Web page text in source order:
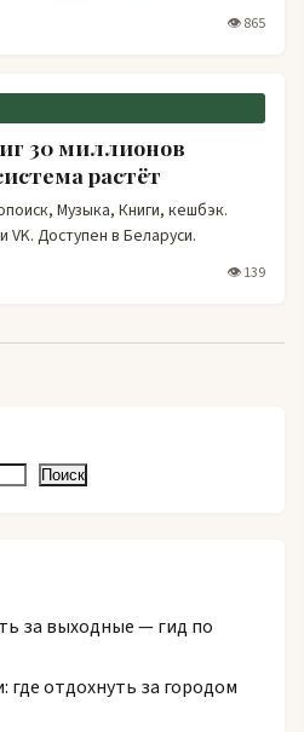
👁 865
30 миллионов
растёт
Музыка, Книги, кешбэк.
Доступен в Беларуси.
👁 139
Поиск
за выходные — гид по
где отдохнуть за городом